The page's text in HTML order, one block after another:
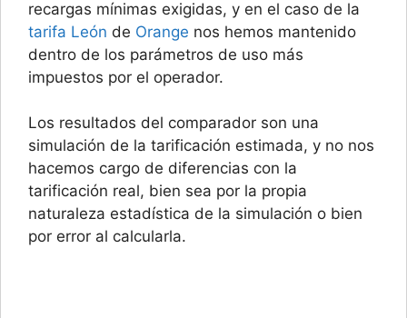
recargas mínimas exigidas, y en el caso de la
tarifa León de Orange nos hemos mantenido
dentro de los parámetros de uso más
impuestos por el operador.
Los resultados del comparador son una
simulación de la tarificación estimada, y no nos
hacemos cargo de diferencias con la
tarificación real, bien sea por la propia
naturaleza estadística de la simulación o bien
por error al calcularla.